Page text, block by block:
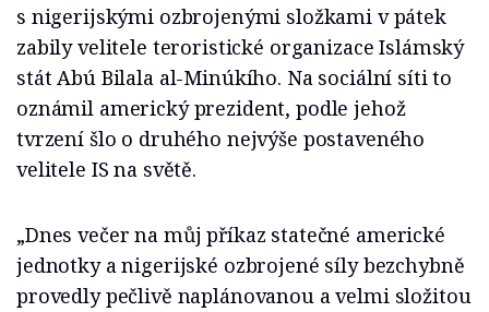
s nigerijskými ozbrojenými složkami v pátek
zabily velitele teroristické organizace Islámský
stát Abú Bilala al-Minúkího. Na sociální síti to
oznámil americký prezident, podle jehož
tvrzení šlo o druhého nejvýše postaveného
velitele IS na světě.
„Dnes večer na můj příkaz statečné americké
jednotky a nigerijské ozbrojené síly bezchybně
provedly pečlivě naplánovanou a velmi složitou